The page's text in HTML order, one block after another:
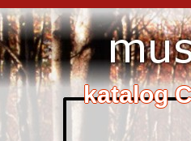
katalog
katalog
katalog
katalog
katalog